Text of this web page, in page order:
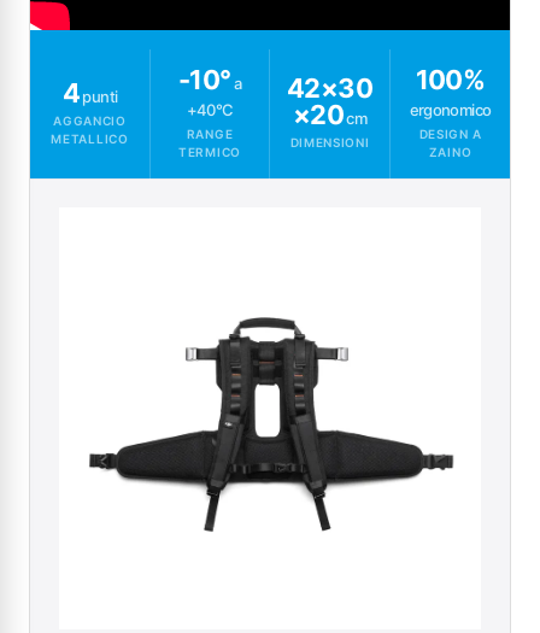
4punti
AGGANCIO
METALLICO
-10°a
+40°C
RANGE
TERMICO
42×30
×20cm
DIMENSIONI
100%
ergonomico
DESIGN A
ZAINO